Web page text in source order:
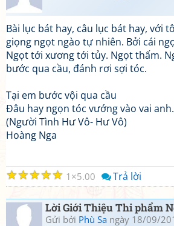
Bài lục bát hay, câu lục bát hay, với
giọng ngọt ngào tự nhiên. Bởi cái
Ngọt tới xương tới tủy. Ngọt thấm.
bước qua cầu, đánh rơi sợi tóc.
Tại em bước vội qua cầu
Đâu hay ngọn tóc vướng vào vai anh.
(Người Tình Hư Vô- Hư Vô)
Hoàng Nga
☆
☆
☆
☆
☆ 1 5.00 Trả lời
Lời Giới Thiệu Thi phẩm
Gửi bởi Phù Sa ngày 18/09/